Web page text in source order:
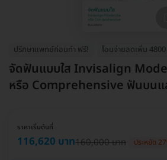
ปรึกษาแพทย์ก่อนทำ ฟรี! โอนจ่ายลดเพิ่ม
จัดฟันแบบใส Invisalign
หรือ Comprehensive ฟันบนแ
ราคาเริ่มต้นที่
116,620 บาท160,000 บาท ประหยัด